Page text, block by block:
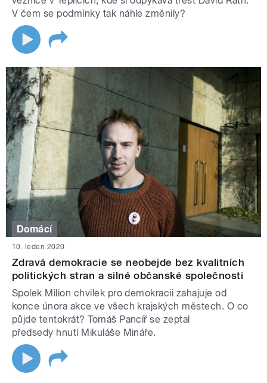
V čem se podmínky tak náhle změnily?
Domácí
10. leden 2020
Zdravá demokracie se neobejde bez kvalitních
politických stran a silné občanské společnosti
Spolek Milion chvilek pro demokracii zahajuje od
konce února akce ve všech krajských městech. O co
půjde tentokrát? Tomáš Pancíř se zeptal
předsedy hnutí Mikuláše Mináře.